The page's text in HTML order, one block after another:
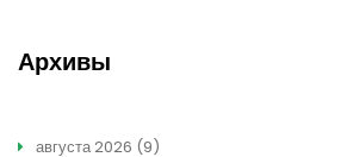
Архивы
августа 2026 (9)